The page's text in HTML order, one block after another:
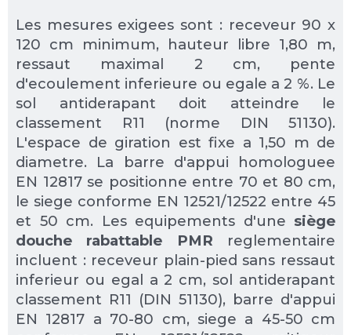
Les mesures exigees sont : receveur 90 x
120 cm minimum, hauteur libre 1,80 m,
ressaut maximal 2 cm, pente
d'ecoulement inferieure ou egale a 2 %. Le
sol antiderapant doit atteindre le
classement R11 (norme DIN 51130).
L'espace de giration est fixe a 1,50 m de
diametre. La barre d'appui homologuee
EN 12817 se positionne entre 70 et 80 cm,
le siege conforme EN 12521/12522 entre 45
et 50 cm. Les equipements d'une siège
douche rabattable PMR reglementaire
incluent : receveur plain-pied sans ressaut
inferieur ou egal a 2 cm, sol antiderapant
classement R11 (DIN 51130), barre d'appui
EN 12817 a 70-80 cm, siege a 45-50 cm